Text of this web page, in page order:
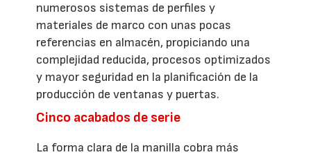
numerosos sistemas de perfiles y
materiales de marco con unas pocas
referencias en almacén, propiciando una
complejidad reducida, procesos optimizados
y mayor seguridad en la planificación de la
producción de ventanas y puertas.
Cinco acabados de serie
La forma clara de la manilla cobra más